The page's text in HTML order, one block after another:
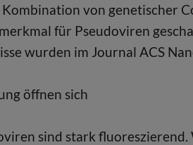
von genetischer
für Pseudoviren
wurden im Journal ACS
öffnen sich
sind stark